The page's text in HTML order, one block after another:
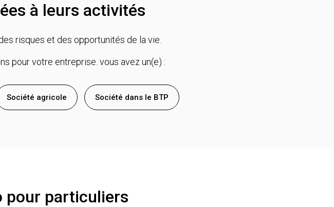
à leurs activités
risques et des opportunités de la vie.
pour votre entreprise. vous avez un(e) :
Société agricole Société dans le BTP
pour particuliers